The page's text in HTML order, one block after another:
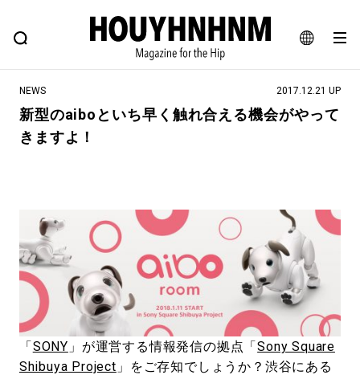
JA
EN
FEATURE BLOG SNAP
ヒップなファッション、カルチャー、ライフスタイルWEBマガジン
#NEW VINTAGE #マイナーグッド図鑑
#路地裏てぃーん。 #MONTHLY JOURNAL
#GH 銘品の所以 #フイナムのYouTube
#Commune H #FOCUS IT #AH.H
#ととけん #FASHION #MUSIC #MOVIE
#LIFESTYLE #SNEAKER #OUTDOOR
NEWS 2017.12.21 UP
新型のaiboといち早く触れ合える機会がやって
きますよ！
「SONY 」が運営する情報発信の拠点「Sony Square
Shibuya Project 」をご存知でしょうか？渋谷にある